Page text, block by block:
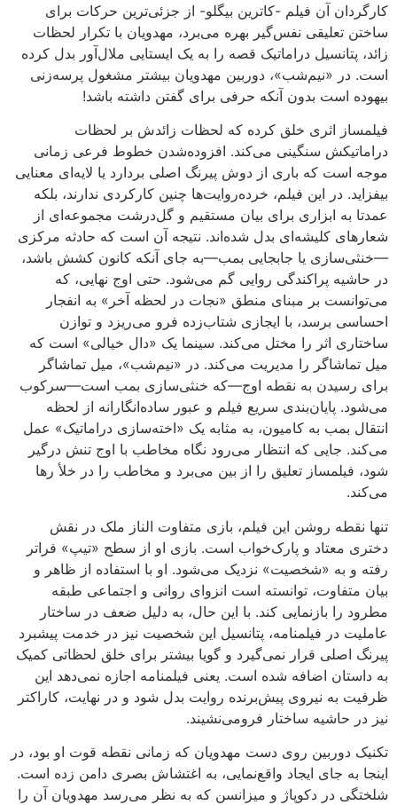
کارگردان آن فیلم -کاترین بیگلو- از جزئی‌ترین حرکات برای
ساختن تعلیقی نفس‌گیر بهره می‌برد، مهدویان با تکرار لحظات
زائد، پتانسیل دراماتیک قصه را به یک ایستایی ملال‌آور بدل کرده
است. در «نیم‌شب»، دوربین مهدویان بیشتر مشغول پرسه‌زنی
بیهوده است بدون آنکه حرفی برای گفتن داشته باشد!
فیلمساز اثری خلق کرده که لحظات زائدش بر لحظات
دراماتیکش سنگینی می‌کند. افزوده‌شدن خطوط فرعی زمانی
موجه است که باری از دوش پیرنگ اصلی بردارد یا لایه‌ای معنایی
بیفزاید. در این فیلم، خرده‌روایت‌ها چنین کارکردی ندارند، بلکه
عمدتا به ابزاری برای بیان مستقیم و گل‌درشت مجموعه‌ای از
شعارهای کلیشه‌ای بدل شده‌اند. نتیجه آن است که حادثه مرکزی
—خنثی‌سازی یا جابجایی بمب—به جای آنکه کانون کشش باشد،
در حاشیه پراکندگی روایی گم می‌شود. حتی اوج نهایی، که
می‌توانست بر مبنای منطق «نجات در لحظه آخر» به انفجار
احساسی برسد، با ایجازی شتاب‌زده فرو می‌ریزد و توازن
ساختاری اثر را مختل می‌کند. سینما یک «دال خیالی» است که
میل تماشاگر را مدیریت می‌کند. در «نیم‌شب»، میل تماشاگر
برای رسیدن به نقطه اوج—که خنثی‌سازی بمب است—سرکوب
می‌شود. پایان‌بندی سریع فیلم و عبور ساده‌انگارانه از لحظه
انتقال بمب به کامیون، به مثابه یک «اخته‌سازی دراماتیک» عمل
می‌کند. جایی که انتظار می‌رود نگاه مخاطب با اوج تنش درگیر
شود، فیلمساز تعلیق را از بین می‌برد و مخاطب را در خلأ رها
می‌کند.
تنها نقطه روشن این فیلم، بازی متفاوت الناز ملک در نقش
دختری معتاد و پارک‌خواب است. بازی او از سطح «تیپ» فراتر
رفته و به «شخصیت» نزدیک می‌شود. او با استفاده از ظاهر و
بیان متفاوت، توانسته است انزوای روانی و اجتماعی طبقه
مطرود را بازنمایی کند. با این حال، به دلیل ضعف در ساختار
عاملیت در فیلمنامه، پتانسیل این شخصیت نیز در خدمت پیشبرد
پیرنگ اصلی قرار نمی‌گیرد و گویا بیشتر برای خلق لحظاتی کمیک
به داستان اضافه شده است. یعنی فیلمنامه اجازه نمی‌دهد این
ظرفیت به نیروی پیش‌برنده روایت بدل شود و در نهایت، کاراکتر
نیز در حاشیه ساختار فرومی‌نشیند.
تکنیک دوربین روی دست مهدویان که زمانی نقطه قوت او بود، در
اینجا به جای ایجاد واقع‌نمایی، به اغتشاش بصری دامن زده است.
شلختگی در دکوپاژ و میزانسن که به نظر می‌رسد مهدویان آن را